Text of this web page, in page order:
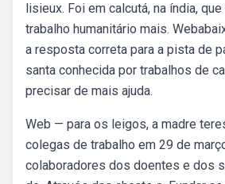
lisieux. Foi em calcutá, na índia,
trabalho humanitário mais.
a resposta correta para a pista de
santa conhecida por trabalhos de
precisar de mais ajuda.
Web — para os leigos, a madre
colegas de trabalho em 29 de
colaboradores dos doentes e dos